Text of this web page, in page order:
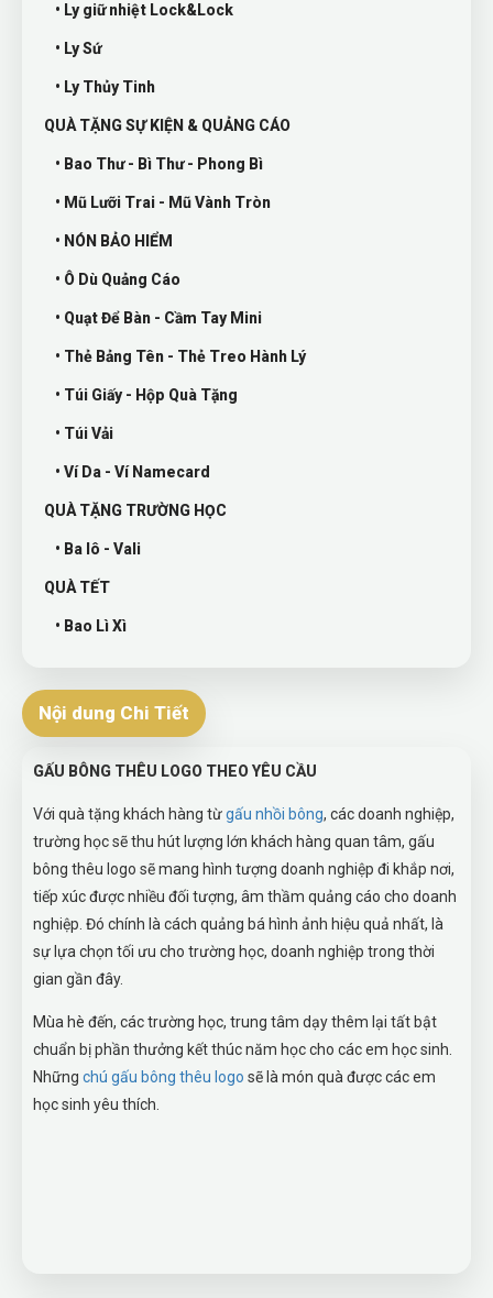
• Ly giữ nhiệt Lock&Lock
• Ly Sứ
• Ly Thủy Tinh
QUÀ TẶNG SỰ KIỆN & QUẢNG CÁO
• Bao Thư - Bì Thư - Phong Bì
• Mũ Lưỡi Trai - Mũ Vành Tròn
• NÓN BẢO HIỂM
• Ô Dù Quảng Cáo
• Quạt Để Bàn - Cầm Tay Mini
• Thẻ Bảng Tên - Thẻ Treo Hành Lý
• Túi Giấy - Hộp Quà Tặng
• Túi Vải
• Ví Da - Ví Namecard
QUÀ TẶNG TRƯỜNG HỌC
• Ba lô - Vali
QUÀ TẾT
• Bao Lì Xì
Nội dung Chi Tiết
GẤU BÔNG THÊU LOGO THEO YÊU CẦU
Với quà tặng khách hàng từgấu nhồi bông, các doanh nghiệp,
trường học sẽ thu hút lượng lớn khách hàng quan tâm, gấu
bông thêu logo sẽ mang hình tượng doanh nghiệp đi khắp nơi,
tiếp xúc được nhiều đối tượng, âm thầm quảng cáo cho doanh
nghiệp. Đó chính là cách quảng bá hình ảnh hiệu quả nhất, là
sự lựa chọn tối ưu cho trường học, doanh nghiệp trong thời
gian gần đây.
Mùa hè đến, các trường học, trung tâm dạy thêm lại tất bật
chuẩn bị phần thưởng kết thúc năm học cho các em học sinh.
Những chú gấu bông thêu logo sẽ là món quà được các em
học sinh yêu thích.